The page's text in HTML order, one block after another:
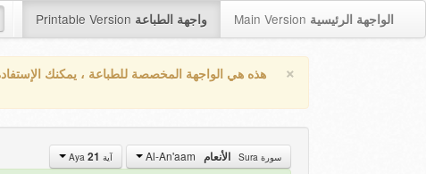
Printable Version واجهة الطباعة Main Version الواجهة الرئيسية
× هذه هي الواجهة المخصصة للطباعة ، يمكنك
سورة Sura الأنعام آية Aya 21